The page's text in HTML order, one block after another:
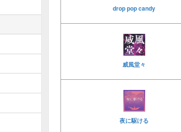
drop pop candy
威風堂々
夜に駆ける